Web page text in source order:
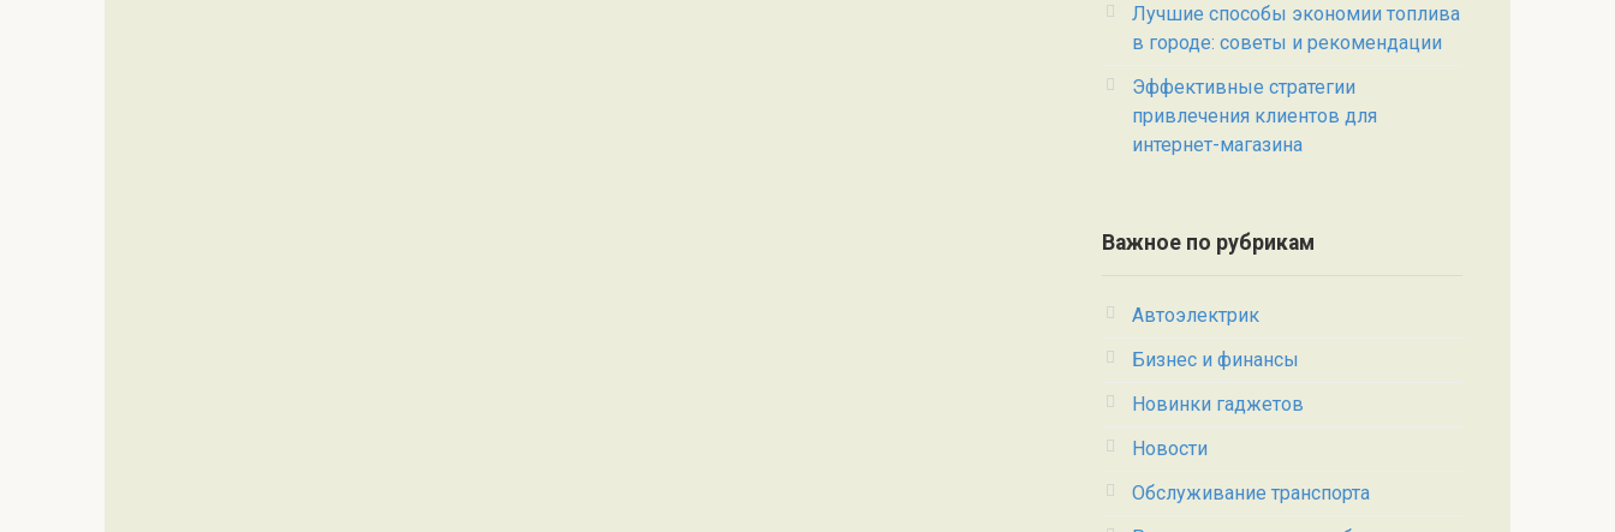
Лучшие способы экономии топлива
в городе: советы и рекомендации
Эффективные стратегии
привлечения клиентов для
интернет-магазина
Важное по рубрикам
Автоэлектрик
Бизнес и финансы
Новинки гаджетов
Новости
Обслуживание транспорта